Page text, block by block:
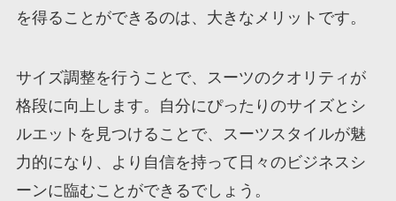
を得ることができるのは、大きなメリットです。
サイズ調整を行うことで、スーツのクオリティが
格段に向上します。自分にぴったりのサイズとシ
ルエットを見つけることで、スーツスタイルが魅
力的になり、より自信を持って日々のビジネスシ
ーンに臨むことができるでしょう。